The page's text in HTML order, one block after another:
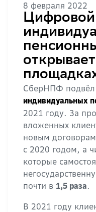
8 февраля 2022
СберНПФ подвёл
индивидуальных
2021 году. За
вложенных
новым
с 2020 годом, а
которые
почти в 1,5 раза.
В 2021 году